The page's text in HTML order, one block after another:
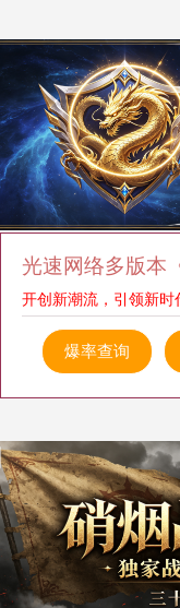
光速网络多版本
开创新潮流，引领新时
爆率查询